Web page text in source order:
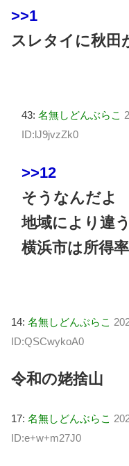
>>1
スレタイに秋田
43: 名無しどんぶらこ
ID:lJ9jvzZk0
>>12
そうなんだよ
地域により違
横浜市は所得
14: 名無しどんぶらこ
ID:QSCwykoA0
令和の姥捨山
17: 名無しどんぶらこ
ID:e+w+m27J0